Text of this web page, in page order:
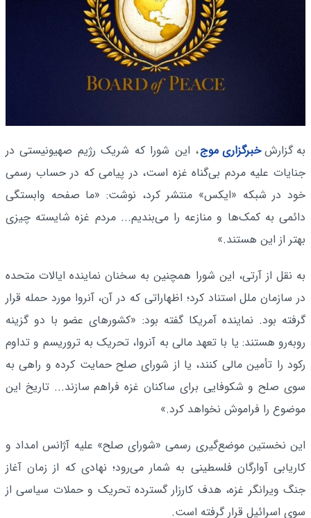
به گزارشخبرگزاری موج، این شورا که شریک رژیم صهیونیستی در
جنایات علیه مردم بی‌گناه غزه است، در پیامی که در حساب رسمی
خود در شبکه «ایکس» منتشر کرد، نوشت: «ما صفحه وابستگی
دائمی به کمک‌ها و منازعه را می‌بندیم... مردم غزه شایسته چیزی
بهتر از این هستند.»
به نقل از آرتی، این شورا همچنین به سخنان نماینده ایالات متحده
در سازمان ملل استناد کرد؛ اظهاراتی که در آن، آنروا مورد حمله قرار
گرفته بود. نماینده آمریکا گفته بود: «کشورهای عضو با دو گزینه
روبه‌رو هستند: یا با تعهد مالی به آنروا، تحریک به تروریسم و تداوم
رکود را تأمین مالی کنند، یا از شورای صلح حمایت کرده و راهی به
سوی صلح و شکوفایی برای ساکنان غزه فراهم سازند... تاریخ این
موضوع را فراموش نخواهد کرد.»
این نخستین موضع‌گیری رسمی «شورای صلح» علیه آژانس امداد و
کاریابی آوارگان فلسطینی به شمار می‌رود؛ نهادی که از زمان آغاز
جنگ ویرانگر غزه، هدف کارزار گسترده تحریک و حملات سیاسی از
سوی اسرائیل قرار گرفته است.